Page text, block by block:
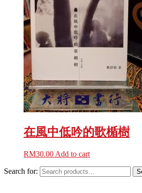
在風中低吟的歌楯樹
RM30.00 Add to cart
Search for: